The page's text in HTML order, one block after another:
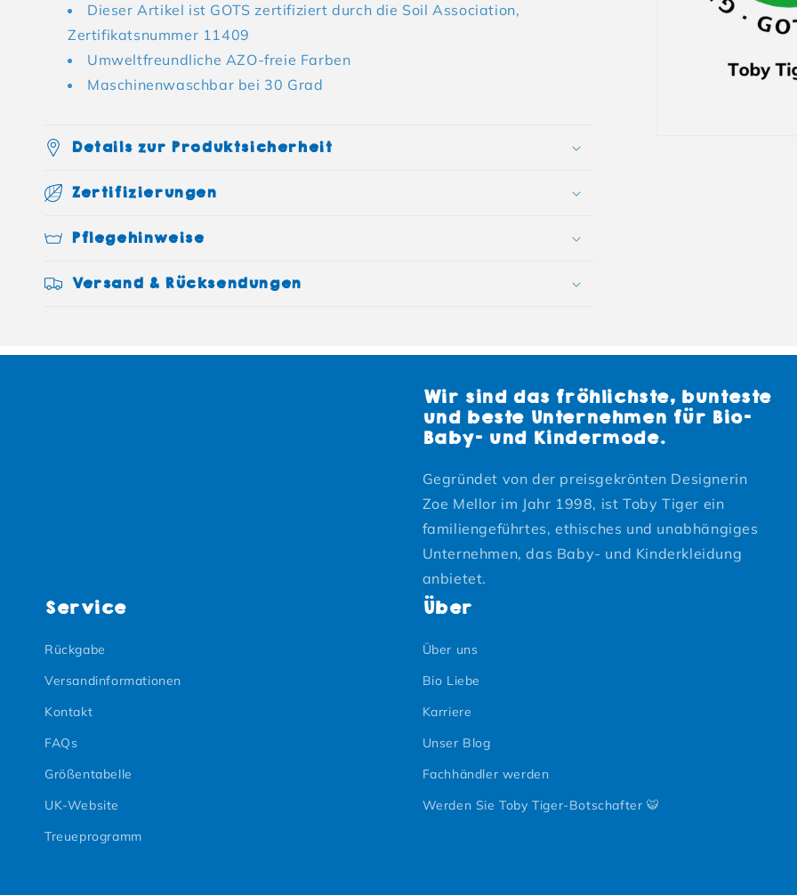
Dieser Artikel ist GOTS zertifiziert durch die Soil Association,
Zertifikatsnummer 11409
Umweltfreundliche AZO-freie Farben
Maschinenwaschbar bei 30 Grad
Details zur Produktsicherheit
Zertifizierungen
Pflegehinweise
Versand & Rücksendungen
Wir sind das fröhlichste, bunteste
und beste Unternehmen für Bio-
Baby- und Kindermode.
Gegründet von der preisgekrönten Designerin
Zoe Mellor im Jahr 1998, ist Toby Tiger ein
familiengeführtes, ethisches und unabhängiges
Unternehmen, das Baby- und Kinderkleidung
anbietet.
Service
Rückgabe
Versandinformationen
Kontakt
FAQs
Größentabelle
UK-Website
Treueprogramm
Über
Über uns
Bio Liebe
Karriere
Unser Blog
Fachhändler werden
Werden Sie Toby Tiger-Botschafter 🐯